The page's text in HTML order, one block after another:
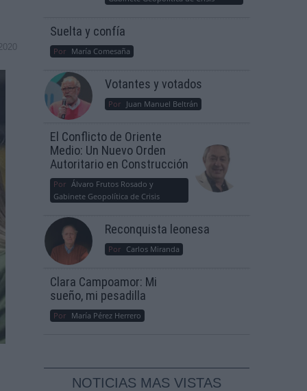
Suelta y confía
Por María Comesaña
Votantes y votados
Por Juan Manuel Beltrán
El Conflicto de Oriente
Medio: Un Nuevo Orden
Autoritario en Construcción
Por Álvaro Frutos Rosado y
Gabinete Geopolítica de Crisis
Reconquista leonesa
Por Carlos Miranda
Clara Campoamor: Mi
sueño, mi pesadilla
Por María Pérez Herrero
NOTICIAS MAS VISTAS